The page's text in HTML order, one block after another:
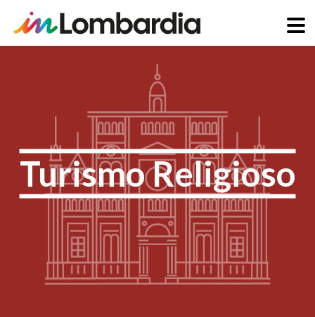
Turismo Religioso